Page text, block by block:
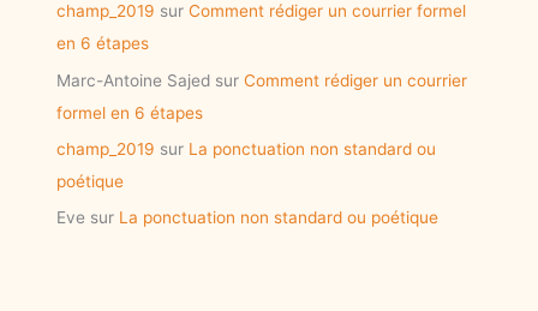
champ_2019 surComment rédiger un courrier formel
en 6 étapes
Marc-Antoine Sajed surComment rédiger un courrier
formel en 6 étapes
champ_2019 sur La ponctuation non standard ou
poétique
Eve sur La ponctuation non standard ou poétique